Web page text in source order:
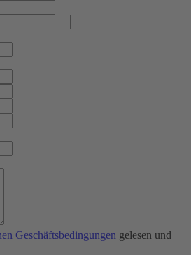
Geschäftsbedingungen gelesen und